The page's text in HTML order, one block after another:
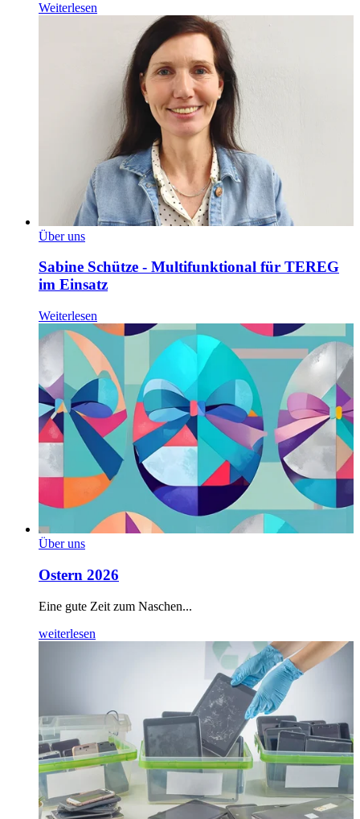
Weiterlesen
Über uns
Sabine Schütze - Multifunktional für TEREG
im Einsatz
Weiterlesen
Über uns
Ostern 2026
Eine gute Zeit zum Naschen...
weiterlesen